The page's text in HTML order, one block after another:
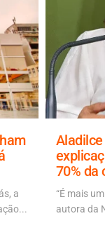
a
70% da
“É mais
autora da